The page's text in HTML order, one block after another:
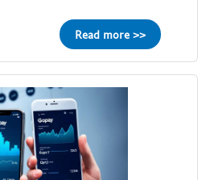
Read more >>